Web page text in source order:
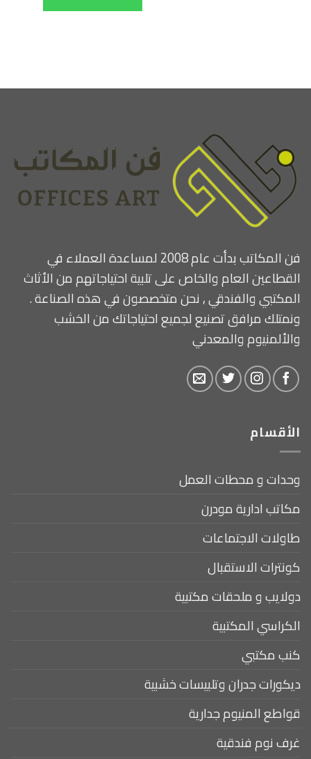
فن المكاتب بدأت عام 2008 لمساعدة العملاء في
القطاعين العام والخاص على تلبية احتياجاتهم من الأثاث
المكتبي والفندقي , نحن متخصصون في هذه الصناعة .
ونمتلك مرافق تصنيع لجميع احتياجاتك من الخشب
والألمنيوم والمعدني
الأقسام
وحدات و محطات العمل
مكاتب ادارية مودرن
طاولات الاجتماعات
كونترات الاستقبال
دولايب و ملحقات مكتبية
الكراسي المكتبية
كنب مكتبي
ديكورات جدران وتلبيسات خشبية
قواطع المنيوم جدارية
غرف نوم فندقية